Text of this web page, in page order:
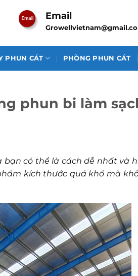
Email
PHUN CÁT PHÒNG PHUN CÁT
phun bi làm
có thể là cách dễ nhất và
kích thước quá khổ mà